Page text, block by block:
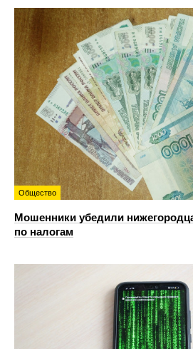
Общество
Мошенники убедили
по налогам